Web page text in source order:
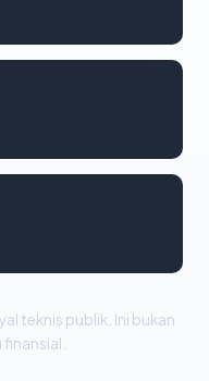
teknis publik. Ini bukan
finansial.